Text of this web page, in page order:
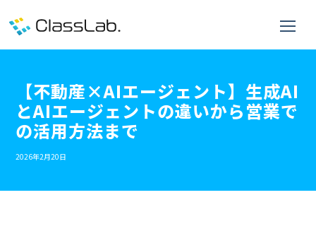
【不動産×AIエージェント】生成AI
とAIエージェントの違いから営業で
の活用方法まで
2026年2月20日